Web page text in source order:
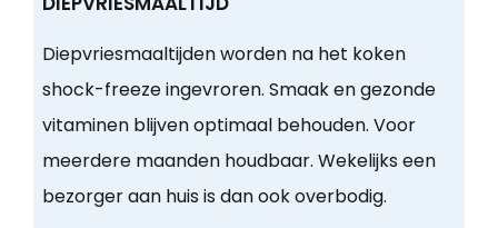
Diepvriesmaaltijden worden na het koken
shock-freeze ingevroren. Smaak en gezonde
vitaminen blijven optimaal behouden. Voor
meerdere maanden houdbaar. Wekelijks een
bezorger aan huis is dan ook overbodig.